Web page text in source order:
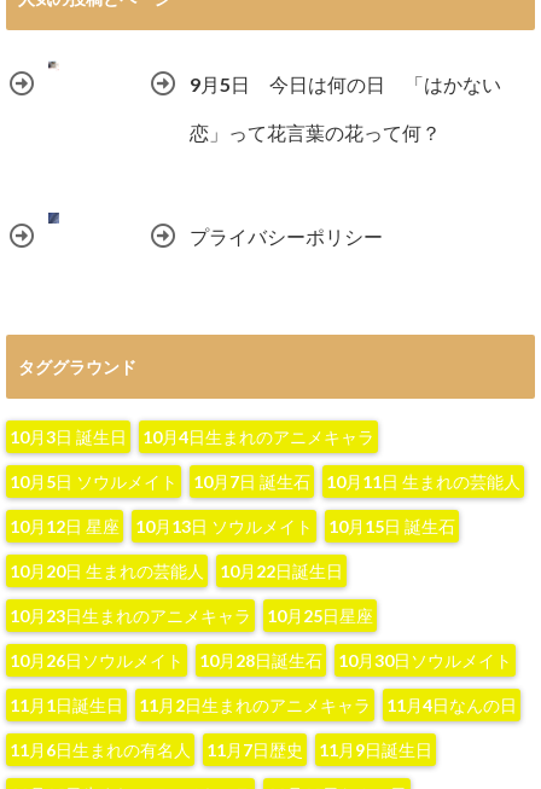
9月5日 今日は何の日 「はかない
恋」って花言葉の花って何？
プライバシーポリシー
タググラウンド
10月3日 誕生日 10月4日生まれのアニメキャラ
10月5日 ソウルメイト 10月7日 誕生石 10月11日 生まれの芸能人
10月12日 星座 10月13日 ソウルメイト 10月15日 誕生石
10月20日 生まれの芸能人 10月22日誕生日
10月23日生まれのアニメキャラ 10月25日星座
10月26日ソウルメイト 10月28日誕生石 10月30日ソウルメイト
11月1日誕生日 11月2日生まれのアニメキャラ 11月4日なんの日
11月6日生まれの有名人 11月7日歴史 11月9日誕生日